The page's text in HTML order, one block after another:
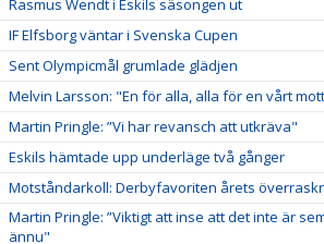
Rasmus Wendt i Eskils säsongen ut
IF Elfsborg väntar i Svenska Cupen
Sent Olympicmål grumlade glädjen
Melvin Larsson: "En för alla, alla för en vårt
Martin Pringle: ”Vi har revansch att utkräva"
Eskils hämtade upp underläge två gånger
Motståndarkoll: Derbyfavoriten årets
Martin Pringle: ”Viktigt att inse att det inte är
ännu"